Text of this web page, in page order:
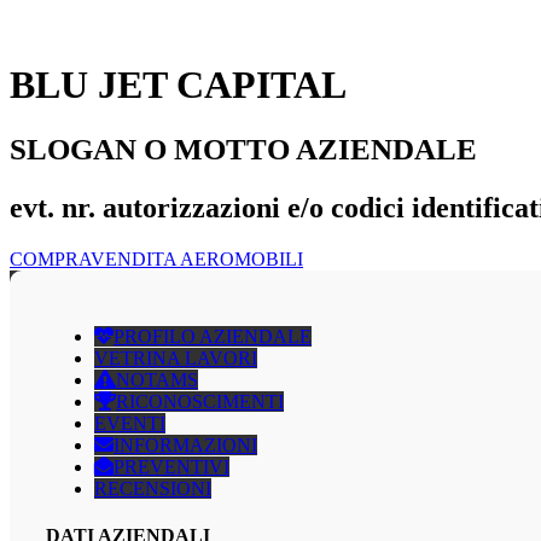
BLU JET CAPITAL
SLOGAN O MOTTO AZIENDALE
evt. nr. autorizzazioni e/o codici
COMPRAVENDITA AEROMOBILI
PROFILO AZIENDALE
VETRINA LAVORI
NOTAMS
RICONOSCIMENTI
EVENTI
INFORMAZIONI
PREVENTIVI
RECENSIONI
DATI AZIENDALI